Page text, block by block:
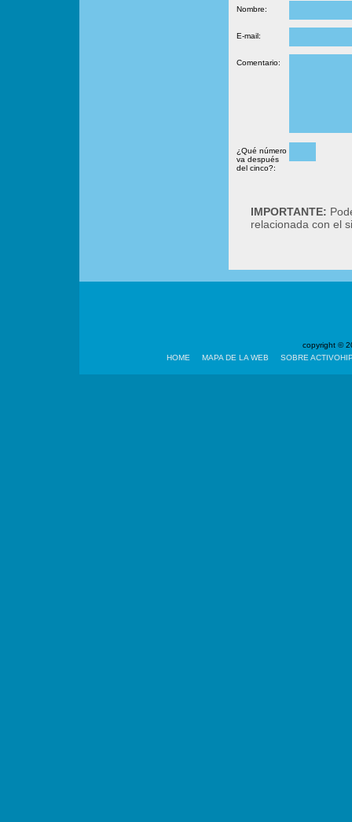
Nombre:
E-mail:
Comentario:
¿Qué número
va después
del cinco?:
IMPORTANTE:
relacionada con el
copyright ©
HOME
MAPA DE LA WEB SOBRE